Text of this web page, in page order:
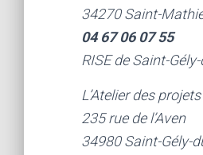
34270 Saint-
04 67 06 07 55
RISE de Saint-
L’Atelier des projets
235 rue de l’Aven
34980 Saint-Gély-